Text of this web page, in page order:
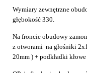
Wymiary zewnętrzne
głębokość 330.
Na froncie obudowy
z otworami na głośniki
20mm ) + podkładki